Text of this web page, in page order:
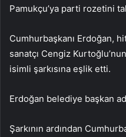
Pamukçu’ya parti rozetini
Cumhurbaşkanı Erdoğan,
sanatçı Cengiz
isimli şarkısına eşlik etti.
Erdoğan belediye başkan
Şarkının ardından